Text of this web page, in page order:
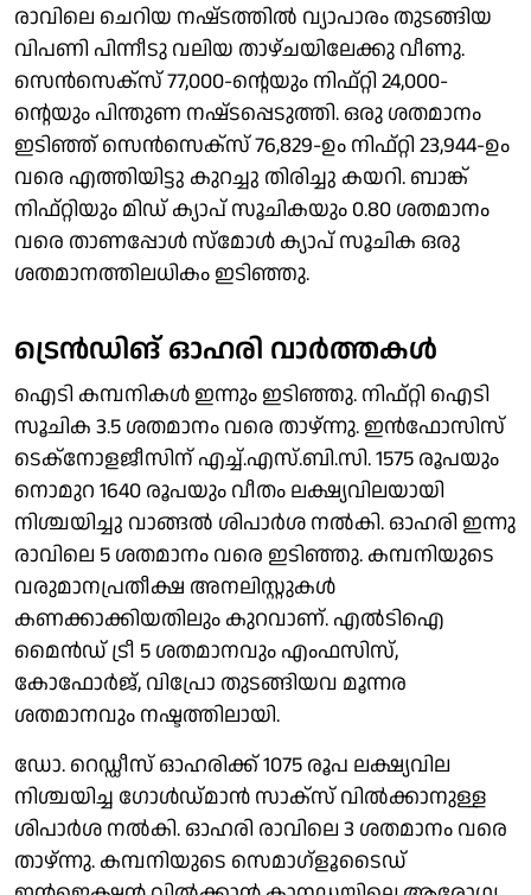
രാവിലെ ചെറിയ നഷ്‌ടത്തിൽ വ്യാപാരം തുടങ്ങിയ
വിപണി പിന്നീടു വലിയ താഴ്ചയിലേക്കു വീണു.
സെൻസെക്സ് 77,000-ൻ്റെയും നിഫ്റ്റി 24,000-
ൻ്റെയും പിന്തുണ നഷ്‌ടപ്പെടുത്തി. ഒരു ശതമാനം
ഇടിഞ്ഞ് സെൻസെക്സ് 76,829-ഉം നിഫ്റ്റി 23,944-ഉം
വരെ എത്തിയിട്ടു കുറച്ചു തിരിച്ചു കയറി. ബാങ്ക്
നിഫ്റ്റിയും മിഡ് ക്യാപ് സൂചികയും 0.80 ശതമാനം
വരെ താണപ്പോൾ സ്മോൾ ക്യാപ് സൂചിക ഒരു
ശതമാനത്തിലധികം ഇടിഞ്ഞു.
ട്രെൻഡിങ് ഓഹരി വാർത്തകൾ
ഐടി കമ്പനികൾ ഇന്നും ഇടിഞ്ഞു. നിഫ്റ്റി ഐടി
സൂചിക 3.5 ശതമാനം വരെ താഴ്ന്നു. ഇൻഫോസിസ്
ടെക്നോളജീസിന് എച്ച്.എസ്.ബി.സി. 1575 രൂപയും
നൊമുറ 1640 രൂപയും വീതം ലക്ഷ്യവിലയായി
നിശ്ചയിച്ചു വാങ്ങൽ ശിപാർശ നൽകി. ഓഹരി ഇന്നു
രാവിലെ 5 ശതമാനം വരെ ഇടിഞ്ഞു. കമ്പനിയുടെ
വരുമാനപ്രതീക്ഷ അനലിസ്റ്റുകൾ
കണക്കാക്കിയതിലും കുറവാണ്. എൽടിഐ
മൈൻഡ് ട്രീ 5 ശതമാനവും എംഫസിസ്,
കോഫോർജ്, വിപ്രോ തുടങ്ങിയവ മൂന്നര
ശതമാനവും നഷ്ടത്തിലായി.
ഡോ. റെഡ്ഡീസ് ഓഹരിക്ക് 1075 രൂപ ലക്ഷ്യവില
നിശ്ചയിച്ച ഗോൾഡ്മാൻ സാക്സ് വിൽക്കാനുള്ള
ശിപാർശ നൽകി. ഓഹരി രാവിലെ 3 ശതമാനം വരെ
താഴ്ന്നു. കമ്പനിയുടെ സെമാഗ്ളൂടൈഡ്